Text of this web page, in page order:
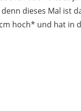
dieses Mal ist
hoch* und hat in